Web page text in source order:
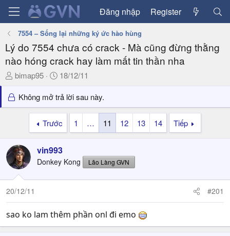
Đăng nhập Register
7554 – Sống lại những ký ức hào hùng
Lý do 7554 chưa có crack - Mà cũng đừng thằng
nào hóng crack hay làm mất tin thần nha
T
r
e
t
a
r
e
r
bimap95
N
à
y
ử
18/12/11
Không mở trả lời sau này.
Trước 1 … 11 12 13 14 Tiếp
vin993
Donkey Kong Lão Làng GVN
20/12/11 #201
sao ko lam thêm phần onl đi emo